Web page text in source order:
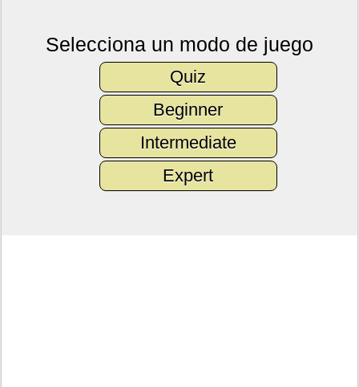
Selecciona un modo de juego
Quiz
Beginner
Intermediate
Expert